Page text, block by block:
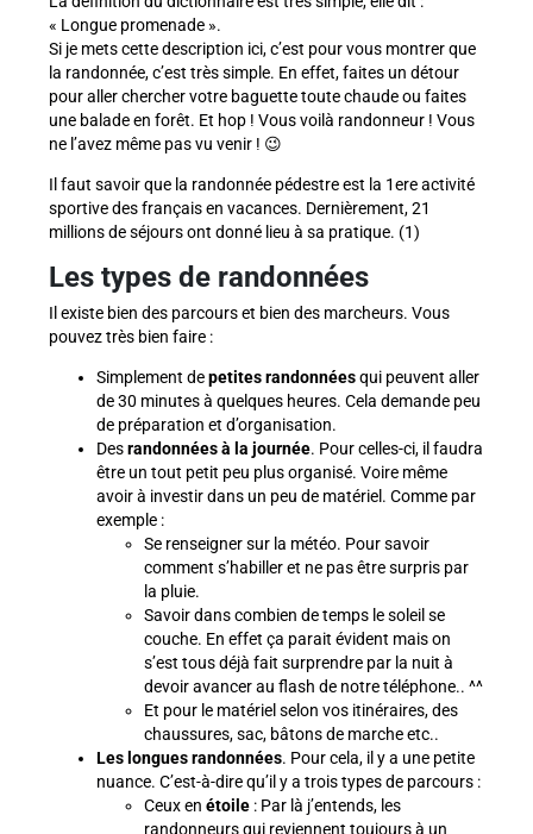
« Longue promenade ».
Si je mets cette description ici, c’est pour vous montrer que
la randonnée, c’est très simple. En effet, faites un détour
pour aller chercher votre baguette toute chaude ou faites
une balade en forêt. Et hop ! Vous voilà randonneur ! Vous
ne l’avez même pas vu venir ! 😉
Il faut savoir que la randonnée pédestre est la 1ere activité
sportive des français en vacances. Dernièrement, 21
millions de séjours ont donné lieu à sa pratique. (1)
Les types de randonnées
Il existe bien des parcours et bien des marcheurs. Vous
pouvez très bien faire :
Simplement depetites randonnéesqui peuvent aller
de 30 minutes à quelques heures. Cela demande peu
de préparation et d’organisation.
Desrandonnées à la journée. Pour celles-ci, il faudra
être un tout petit peu plus organisé. Voire même
avoir à investir dans un peu de matériel. Comme par
exemple :
Se renseigner sur la météo. Pour savoir
comment s’habiller et ne pas être surpris par
la pluie.
Savoir dans combien de temps le soleil se
couche. En effet ça parait évident mais on
s’est tous déjà fait surprendre par la nuit à
devoir avancer au flash de notre téléphone.. ^^
Et pour le matériel selon vos itinéraires, des
chaussures, sac, bâtons de marche etc..
Les longues randonnées. Pour cela, il y a une petite
nuance. C’est-à-dire qu’il y a trois types de parcours :
Ceux en étoile: Par là j’entends, les
randonneurs qui reviennent toujours à un